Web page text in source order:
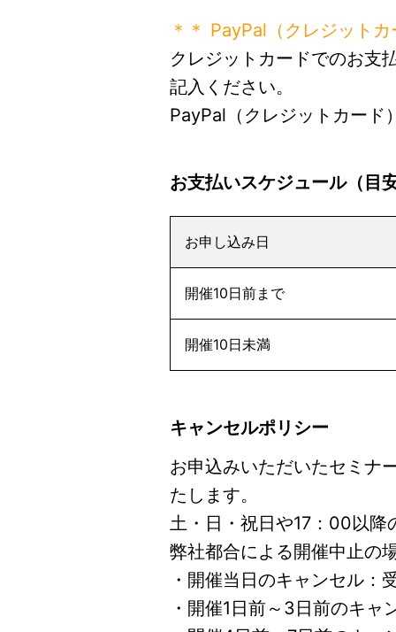
＊＊ PayPal（クレジット
クレジットカードでのお支
記入ください。
PayPal（クレジットカード
お支払いスケジュール（目
お申し込み日
開催10日前まで
開催10日未満
キャンセルポリシー
お申込みいただいたセミナ
たします。
土・日・祝日や17：00以降
弊社都合による開催中止の
・開催当日のキャンセル：
・開催1日前～3日前のキ